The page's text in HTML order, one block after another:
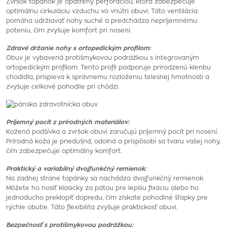
Zvršok topánok je opatrený perforáciou, ktorá zabezpečuje
optimálnu cirkuláciu vzduchu vo vnútri obuvi. Táto ventilácia
pomáha udržiavať nohy suché a predchádza nepríjemnému
poteniu, čím zvyšuje komfort pri nosení.
Zdravé držanie nohy s ortopedickým profilom:
Obuv je vybavená protišmykovou podrážkou s integrovaným
ortopedickým profilom. Tento profil podporuje prirodzenú klenbu
chodidla, prispieva k správnemu rozloženiu telesnej hmotnosti a
zvyšuje celkové pohodlie pri chôdzi.
Príjemný pocit z prírodných materiálov:
Kožená podšívka a zvršok obuvi zaručujú príjemný pocit pri nosení.
Prírodná koža je priedušná, odolná a prispôsobí sa tvaru vašej nohy,
čím zabezpečuje optimálny komfort.
Praktický a variabilný dvojfunkčný remienok:
Na zadnej strane topánky sa nachádza dvojfunkčný remienok.
Môžete ho nosiť klasicky za pätou pre lepšiu fixáciu alebo ho
jednoducho preklopiť dopredu, čím získate pohodlné šľapky pre
rýchle obutie. Táto flexibilita zvyšuje praktickosť obuvi.
Bezpečnosť s protišmykovou podrážkou: